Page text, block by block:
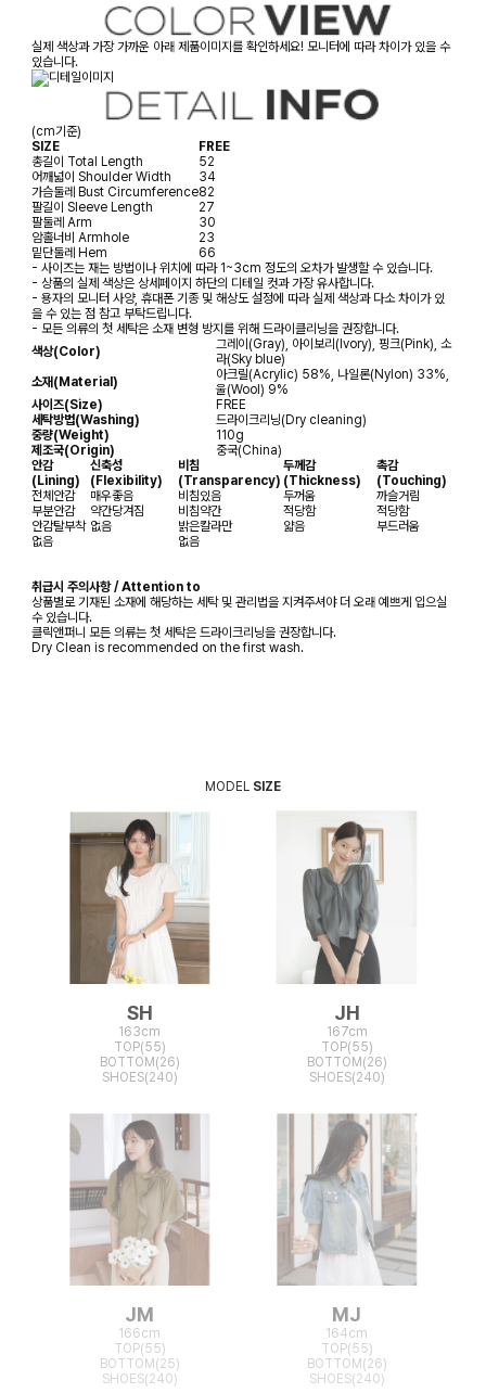
실제 색상과 가장 가까운 아래 제품이미지를 확인하세요! 모니터에 따라 차이가 있을 수
있습니다.
(cm기준)
SIZE
FREE
총길이 Total Length
52
어깨넓이 Shoulder Width
34
가슴둘레 Bust Circumference82
팔길이 Sleeve Length
27
팔둘레 Arm
30
암홀너비 Armhole
23
밑단둘레 Hem
66
- 사이즈는 재는 방법이나 위치에 따라 1~3cm 정도의 오차가 발생할 수 있습니다.
- 상품의 실제 색상은 상세페이지 하단의 디테일 컷과 가장 유사합니다.
- 용자의 모니터 사양, 휴대폰 기종 및 해상도 설정에 따라 실제 색상과 다소 차이가 있
을 수 있는 점 참고 부탁드립니다.
- 모든 의류의 첫 세탁은 소재 변형 방지를 위해 드라이클리닝을 권장합니다.
색상(Color)
그레이(Gray), 아이보리(Ivory), 핑크(Pink), 소
라(Sky blue)
소재(Material)
아크릴(Acrylic) 58%, 나일론(Nylon) 33%,
울(Wool) 9%
사이즈(Size)
FREE
세탁방법(Washing)
드라이크리닝(Dry cleaning)
중량(Weight)
110g
제조국(Origin)
중국(China)
안감
(Lining)
신축성
(Flexibility)
비침
(Transparency)
두께감
(Thickness)
촉감
(Touching)
전체안감
매우좋음 비침있음 두꺼움
까슬거림
부분안감
약간당겨짐 비침약간 적당함
적당함
안감탈부착 없음 밝은칼라만 얇음
부드러움
없음
없음
취급시 주의사항 / Attention to
상품별로 기재된 소재에 해당하는 세탁 및 관리법을 지켜주셔야 더 오래 예쁘게 입으실
수 있습니다.
클릭앤퍼니 모든 의류는 첫 세탁은 드라이크리닝을 권장합니다.
Dry Clean is recommended on the first wash.
MODEL SIZE
SH
163cm
TOP(55)
BOTTOM(26)
SHOES(240)
JH
167cm
TOP(55)
BOTTOM(26)
SHOES(240)
JM
166cm
TOP(55)
BOTTOM(25)
SHOES(240)
MJ
164cm
TOP(55)
BOTTOM(26)
SHOES(240)